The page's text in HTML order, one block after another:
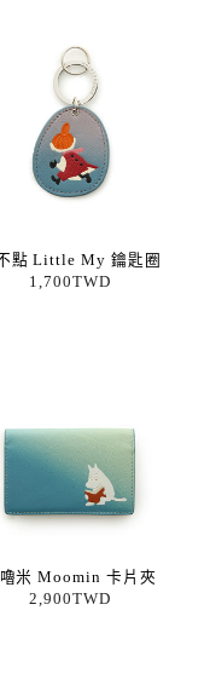
點 Little My 鑰匙圈
1,700TWD
米 Moomin 卡片夾
2,900TWD